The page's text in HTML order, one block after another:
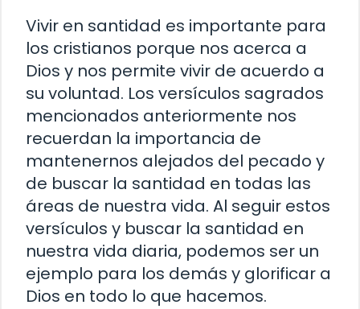
Vivir en santidad es importante para
los cristianos porque nos acerca a
Dios y nos permite vivir de acuerdo a
su voluntad. Los versículos sagrados
mencionados anteriormente nos
recuerdan la importancia de
mantenernos alejados del pecado y
de buscar la santidad en todas las
áreas de nuestra vida. Al seguir estos
versículos y buscar la santidad en
nuestra vida diaria, podemos ser un
ejemplo para los demás y glorificar a
Dios en todo lo que hacemos.